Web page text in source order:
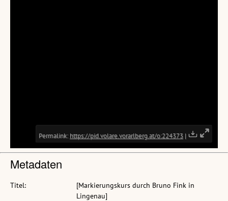
Metadaten
Titel:
[Markierungskurs durch Bruno Fink in
Lingenau]